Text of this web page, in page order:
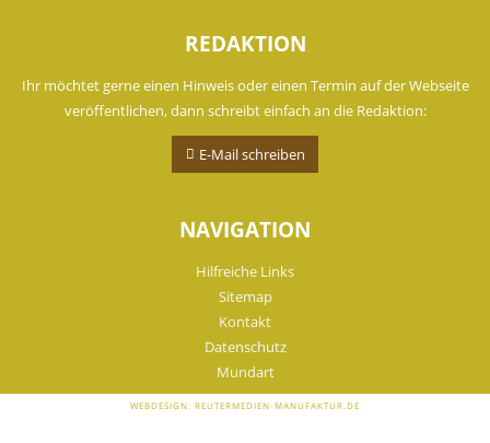
REDAKTION
Ihr möchtet gerne einen Hinweis oder einen Termin auf der Webseite
veröffentlichen, dann schreibt einfach an die Redaktion:
E-Mail schreiben
NAVIGATION
Hilfreiche Links
Sitemap
Kontakt
Datenschutz
Mundart
WEBDESIGN: REUTERMEDIEN-MANUFAKTUR.DE